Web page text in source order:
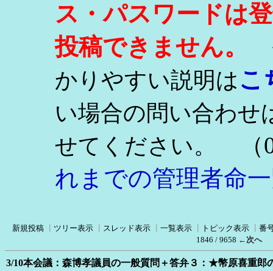
ス・パスワードは
投稿できません。
かりやすい説明はこ
い場合の問い合わせ
せてください。
（
れまでの管理者命
新規投稿 ツリー表示 スレッド表示 一覧表示 トピック表示
番
1846 / 9658 ←次へ
3/10本会議：森博孝議員の一般質問＋答弁３：★幣原喜重郎